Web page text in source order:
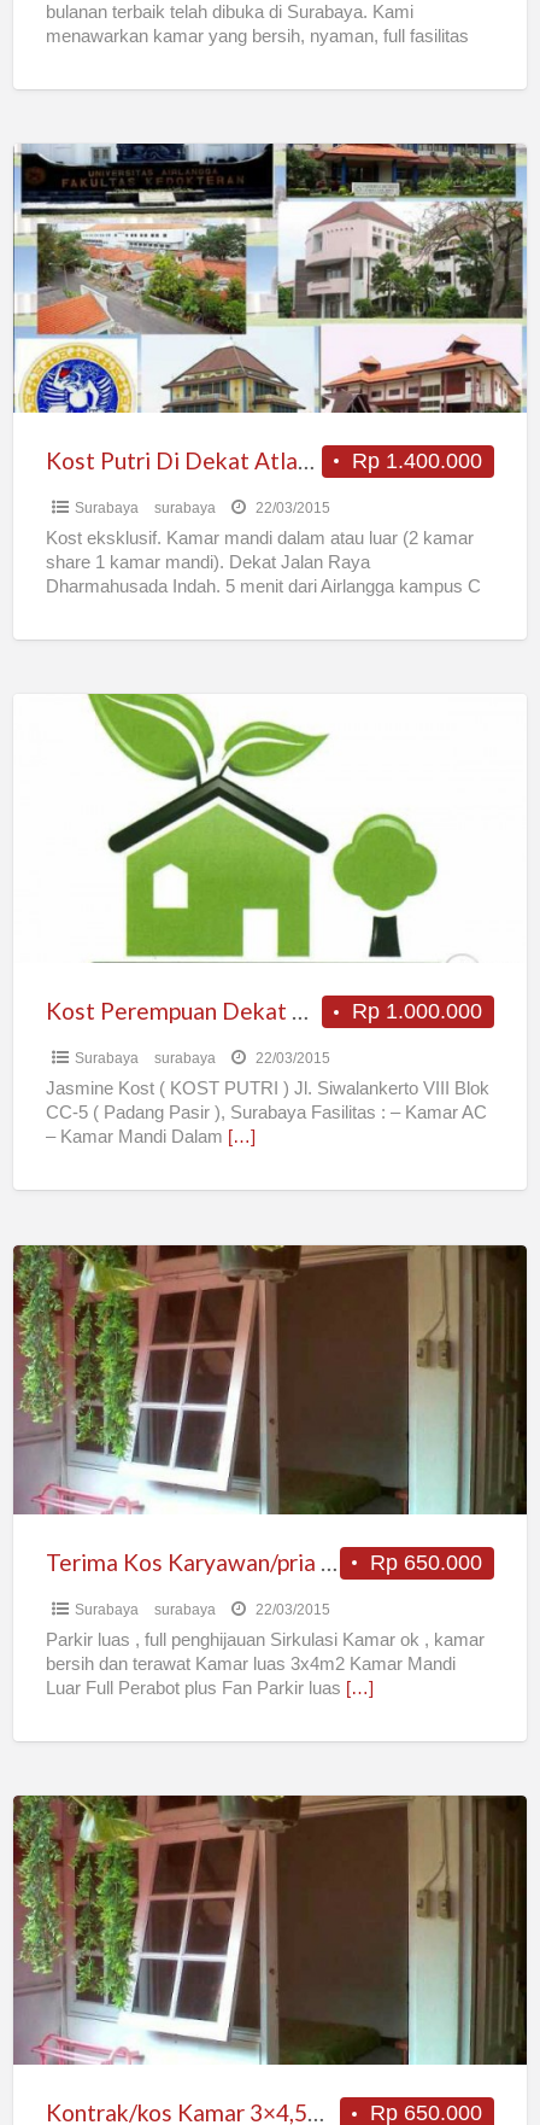
bulanan terbaik telah dibuka di Surabaya. Kami
menawarkan kamar yang bersih, nyaman, full fasilitas
Kost
Putri
Di
Dekat
Atlas,
Galaxy
Mall,
Its
Rp 1.400.000
Kost Putri Di Dekat Atlas, Galaxy Mall, Its
Surabaya surabaya 22/03/2015
Kost eksklusif. Kamar mandi dalam atau luar (2 kamar
share 1 kamar mandi). Dekat Jalan Raya
Dharmahusada Indah. 5 menit dari Airlangga kampus C
Perempuan
Rp 1.000.000
Kost Perempuan Dekat Kampus Petra – Siwalankerto
Surabaya surabaya 22/03/2015
Jasmine Kost ( KOST PUTRI ) Jl. Siwalankerto VIII Blok
CC-5 ( Padang Pasir ), Surabaya Fasilitas : – Kamar AC
– Kamar Mandi Dalam […]
Terima
Kos
Karyawan/pria
Dkt
Jemursari&rungkut
Rp 650.000
Terima Kos Karyawan/pria Dkt Jemursari&rungkut
Surabaya surabaya 22/03/2015
Parkir luas , full penghijauan Sirkulasi Kamar ok , kamar
bersih dan terawat Kamar luas 3x4m2 Kamar Mandi
Luar Full Perabot plus Fan Parkir luas […]
Kontrak/kos
Kamar
3×4,5m2
Jemur
Andayani
Sby
Rp 650.000
Kontrak/kos Kamar 3×4,5m2 Jemur Andayani Sby